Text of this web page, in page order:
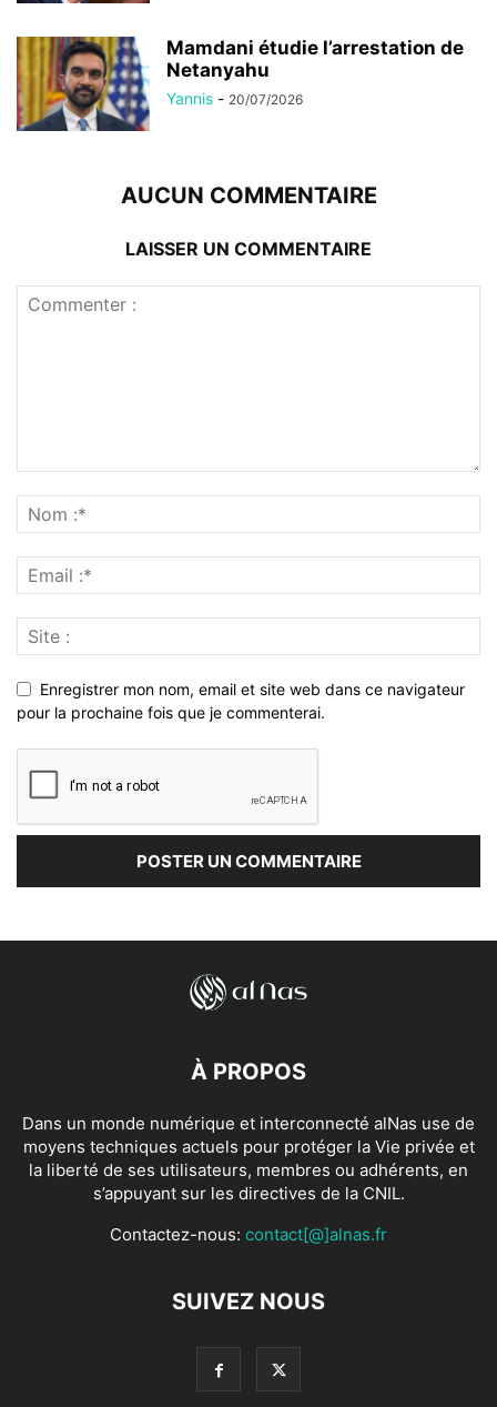
Mamdani étudie l’arrestation de
Netanyahu
Yannis - 20/07/2026
AUCUN COMMENTAIRE
LAISSER UN COMMENTAIRE
Enregistrer mon nom, email et site web dans ce navigateur
pour la prochaine fois que je commenterai.
À PROPOS
Dans un monde numérique et interconnecté alNas use de
moyens techniques actuels pour protéger la Vie privée et
la liberté de ses utilisateurs, membres ou adhérents, en
s’appuyant sur les directives de la CNIL.
Contactez-nous: contact[@]alnas.fr
SUIVEZ NOUS